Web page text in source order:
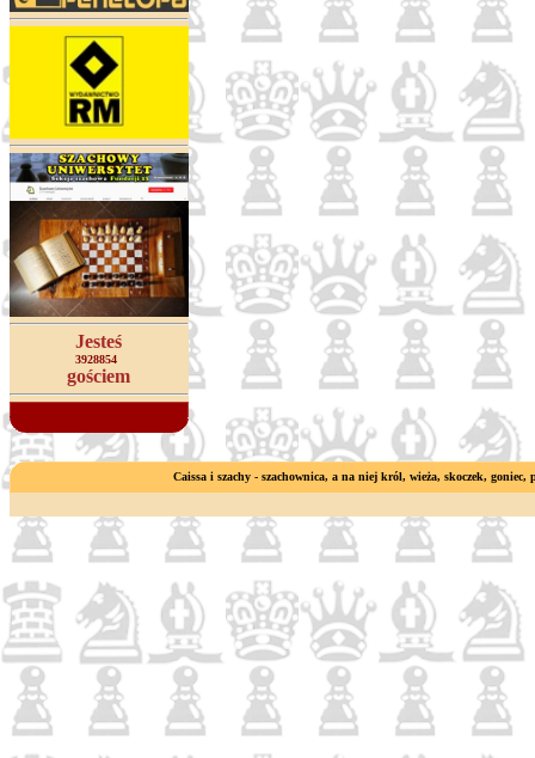
Jesteś
3928854
gościem
Caissa i szachy - szachownica, a na niej król, wieża, skoczek,